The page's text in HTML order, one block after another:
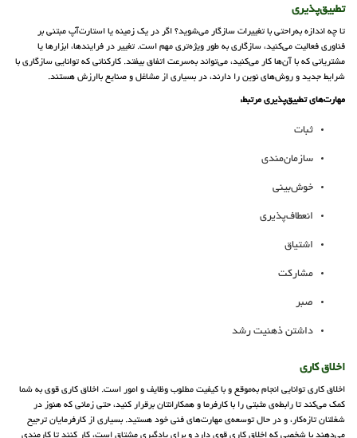
تطبیق‌پذیری
تا چه اندازه به‌راحتی با تغییرات سازگار می‌شوید؟ اگر در یک زمینه یا استارت‌آپ مبتنی بر
فناوری فعالیت می‌کنید، سازگاری به طور ویژه‌تری مهم است. تغییر در فرایندها، ابزارها یا
مشتریانی که با آن‌ها کار می‌کنید، می‌تواند به‌سرعت اتفاق بیفتد. کارکنانی که توانایی سازگاری با
شرایط جدید و روش‌های نوین را دارند، در بسیاری از مشاغل و صنایع باارزش هستند.
مهارت‌های تطبیق‌پذیری مرتبط:
ثبات
سازمان‌مندی
خوش‌بینی
انعطاف‌پذیری
اشتیاق
مشارکت
صبر
داشتن ذهنیت رشد
اخلاق کاری
اخلاق کاری توانایی انجام به‌موقع و با کیفیت مطلوب وظایف و امور است. اخلاق کاری قوی به شما
کمک می‌کند تا رابطه‌ی مثبتی را با کارفرما و همکارانتان برقرار کنید، حتی زمانی که هنوز در
شغلتان تازه‌کار، و در حال توسعه‌ی مهارت‌های فنی خود هستید. بسیاری از کارفرمایان ترجیح
می‌دهند با شخصی که اخلاق کاری قوی دارد و برای یادگیری مشتاق است، کار کنند تا کارمندی